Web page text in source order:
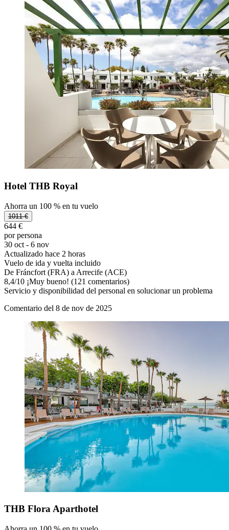
Hotel THB Royal
Ahorra un 100 % en tu vuelo
1011 €
644 €
por persona
30 oct - 6 nov
Actualizado hace 2 horas
Vuelo de ida y vuelta incluido
De Fráncfort (FRA) a Arrecife (ACE)
8,4/10 ¡Muy bueno! (121 comentarios)
Servicio y disponibilidad del personal en solucionar un problema
Comentario del 8 de nov de 2025
THB Flora Aparthotel